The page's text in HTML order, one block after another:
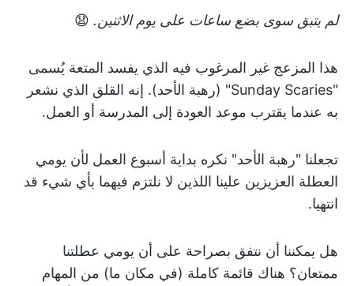
لم يتبق سوى بضع ساعات على يوم الاثنين. 😧
هذا المزعج غير المرغوب فيه الذي يفسد المتعة يُسمى
"Sunday Scaries" (رهبة الأحد). إنه القلق الذي نشعر
به عندما يقترب موعد العودة إلى المدرسة أو العمل.
تجعلنا "رهبة الأحد" نكره بداية أسبوع العمل لأن يومي
العطلة العزيزين علينا اللذين لا نلتزم فيهما بأي شيء قد
انتهيا.
هل يمكننا أن نتفق بصراحة على أن يومي عطلتنا
ممتعان؟ هناك قائمة كاملة (في مكان ما) من المهام